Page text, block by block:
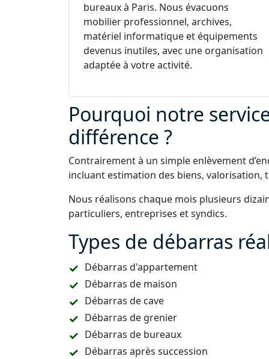
bureaux à Paris. Nous évacuons
mobilier professionnel, archives,
matériel informatique et équipements
devenus inutiles, avec une organisation
adaptée à votre activité.
Pourquoi notre
différence ?
Contrairement à un simple enlèvement
incluant estimation des biens,
Nous réalisons chaque mois plusieurs
particuliers, entreprises et syndics.
Types de débarras
Débarras d'appartement
Débarras de maison
Débarras de cave
Débarras de grenier
Débarras de bureaux
Débarras après succession